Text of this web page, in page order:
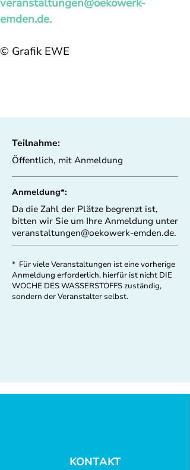
veranstaltungen@oekowerk-
emden.de.
© Grafik EWE
Teilnahme:
Öffentlich, mit Anmeldung
Anmeldung*:
Da die Zahl der Plätze begrenzt ist,
bitten wir Sie um Ihre Anmeldung unter
veranstaltungen@oekowerk-emden.de.
* Für viele Veranstaltungen ist eine vorherige
Anmeldung erforderlich, hierfür ist nicht DIE
WOCHE DES WASSERSTOFFS zuständig,
sondern der Veranstalter selbst.
KONTAKT